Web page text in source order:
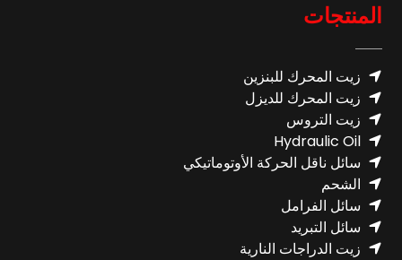
المنتجات
زيت المحرك للبنزين
زيت المحرك للديزل
زيت التروس
Hydraulic Oil
سائل ناقل الحركة الأوتوماتيكي
الشحم
سائل الفرامل
سائل التبريد
زيت الدراجات النارية